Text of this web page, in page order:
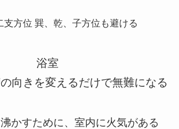
支方位 巽、乾、子方位も避ける
浴室
向きを変えるだけで無難になる
かすために、室内に火気がある